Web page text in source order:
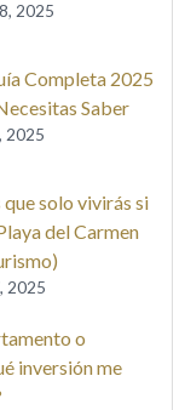
2025
Completa 2025
Saber
2025
solo vivirás si
del Carmen
2025
o
inversión me